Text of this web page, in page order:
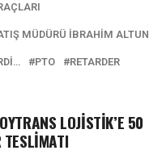
MÜDÜRÜ İBRAHIM ALTUN
PTO
RETARDER
LOJİSTİK’E 50
TESLİMATI